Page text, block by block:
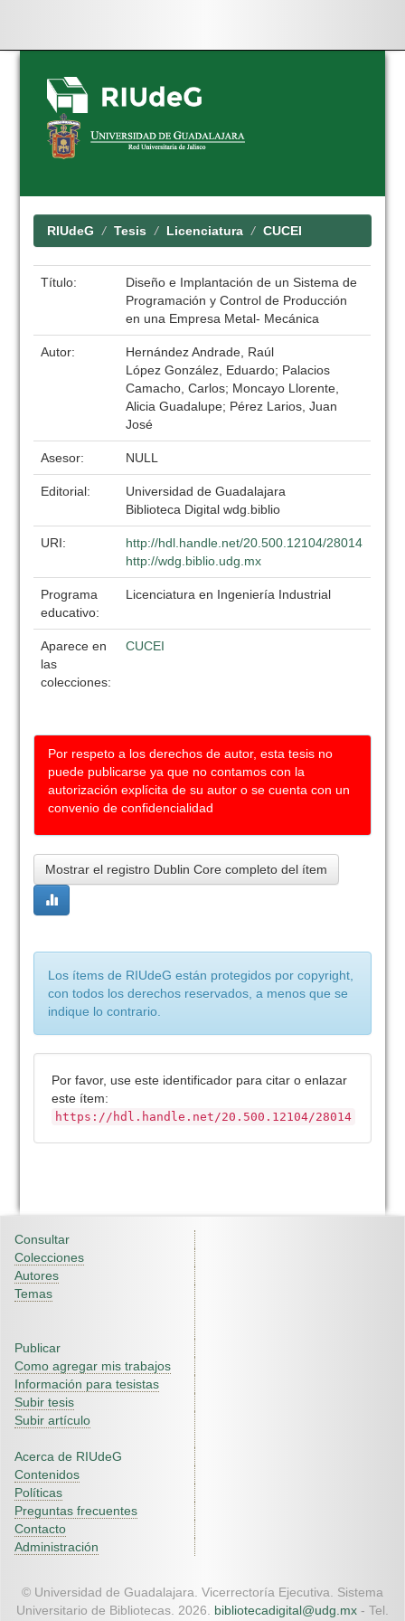
Skip
navigation
RIUdeG Tesis Licenciatura CUCEI
Título:
Diseño e Implantación de un Sistema de
Programación y Control de Producción
en una Empresa Metal- Mecánica
Autor:
Hernández Andrade, Raúl
López González, Eduardo; Palacios
Camacho, Carlos; Moncayo Llorente,
Alicia Guadalupe; Pérez Larios, Juan
José
Asesor: NULL
Editorial:
Universidad de Guadalajara
Biblioteca Digital wdg.biblio
URI:
http://hdl.handle.net/20.500.12104/28014
http://wdg.biblio.udg.mx
Programa
educativo:
Licenciatura en Ingeniería Industrial
Aparece en
las
colecciones:
CUCEI
Por respeto a los derechos de autor, esta tesis no
puede publicarse ya que no contamos con la
autorización explícita de su autor o se cuenta con un
convenio de confidencialidad
Mostrar el registro Dublin Core completo del ítem
Los ítems de RIUdeG están protegidos por copyright,
con todos los derechos reservados, a menos que se
indique lo contrario.
Por favor, use este identificador para citar o enlazar
este ítem:
https://hdl.handle.net/20.500.12104/28014
Consultar
Colecciones
Autores
Temas
Publicar
Como agregar mis trabajos
Información para tesistas
Subir tesis
Subir artículo
Acerca de RIUdeG
Contenidos
Políticas
Preguntas frecuentes
Contacto
Administración
© Universidad de Guadalajara. Vicerrectoría Ejecutiva. Sistema
Universitario de Bibliotecas. 2026. bibliotecadigital@udg.mx - Tel.